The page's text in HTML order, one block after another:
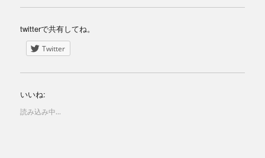
twitterで共有してね。
Twitter
いいね:
読み込み中...